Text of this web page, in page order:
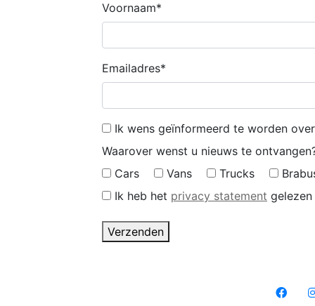
Voornaam*
Emailadres*
Ik wens geïnformeerd te worden
Waarover wenst u nieuws te
Cars
Vans Trucks
Ik heb het privacy statement
Verzenden